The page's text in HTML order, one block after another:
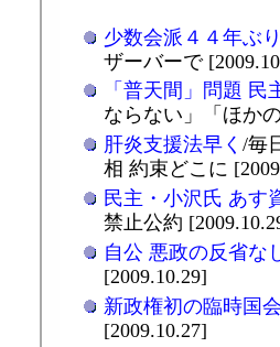
少数会派４４年ぶ
ザーバーで
「普天間」問題 民
ならない」「ほか
肝炎支援法早く /毎
相 約束どこに
民主・小沢氏 あす
禁止公約
自公 悪政の反省な
[2009.10.29]
新政権初の臨時国
[2009.10.27]